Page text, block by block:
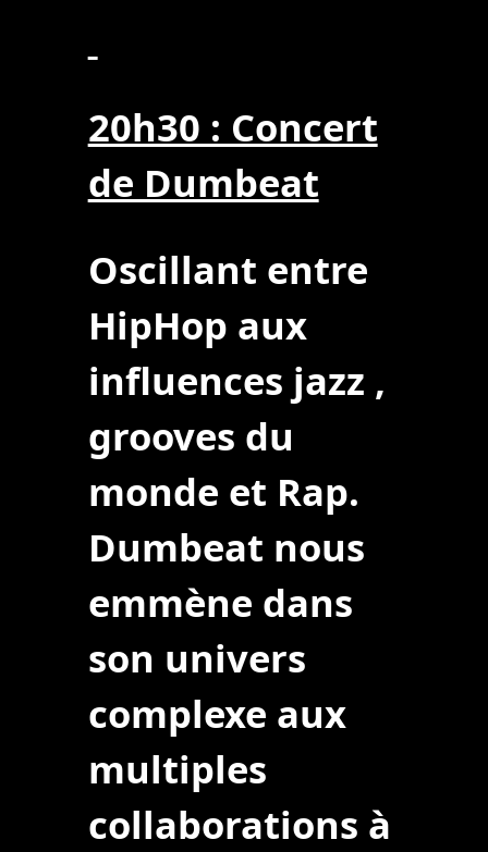
20h30 : Concert
de Dumbeat
Oscillant entre
HipHop aux
influences jazz ,
grooves du
monde et Rap.
Dumbeat nous
emmène dans
son univers
complexe aux
multiples
collaborations à